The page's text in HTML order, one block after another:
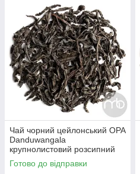
Чай чорний цейлонський ОРА
Danduwangala
крупнолистовий розсипний
чай 250 г
Готово до відправки